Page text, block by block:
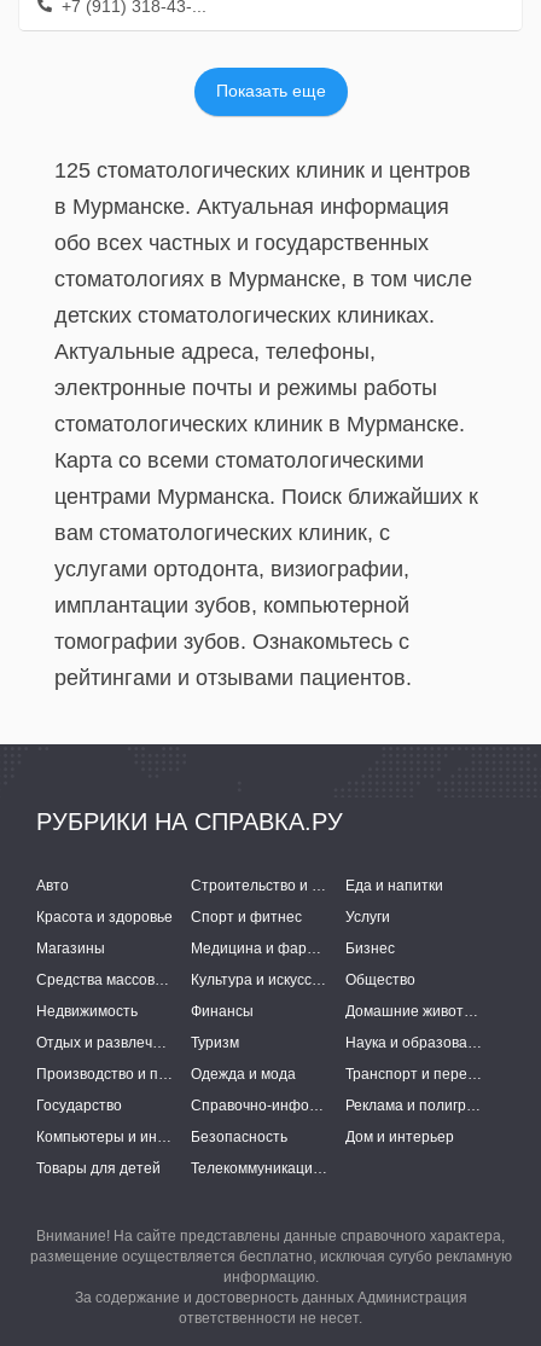
+7 (911) 318-43-...
Показать еще
125 стоматологических клиник и центров
в Мурманске. Актуальная информация
обо всех частных и государственных
стоматологиях в Мурманске, в том числе
детских стоматологических клиниках.
Актуальные адреса, телефоны,
электронные почты и режимы работы
стоматологических клиник в Мурманске.
Карта со всеми стоматологическими
центрами Мурманска. Поиск ближайших к
вам стоматологических клиник, с
услугами ортодонта, визиографии,
имплантации зубов, компьютерной
томографии зубов. Ознакомьтесь с
рейтингами и отзывами пациентов.
РУБРИКИ НА СПРАВКА.РУ
Авто Строительство и ремонт
Еда и напитки
Красота и здоровье
Спорт и фитнес
Услуги
Магазины
Медицина и фармацевтика
Бизнес
Средства массовой информации
Культура и искусство
Общество
Недвижимость
Финансы
Домашние животные
Отдых и развлечения
Туризм
Наука и образование
Производство и поставки
Одежда и мода
Транспорт и перевозки
Государство
Справочно-информационные системы
Реклама и полиграфия
Компьютеры и интернет
Безопасность
Дом и интерьер
Товары для детей
Телекоммуникации и связь
Внимание! На сайте представлены данные справочного характера,
размещение осуществляется бесплатно, исключая сугубо рекламную
информацию.
За содержание и достоверность данных Администрация
ответственности не несет.